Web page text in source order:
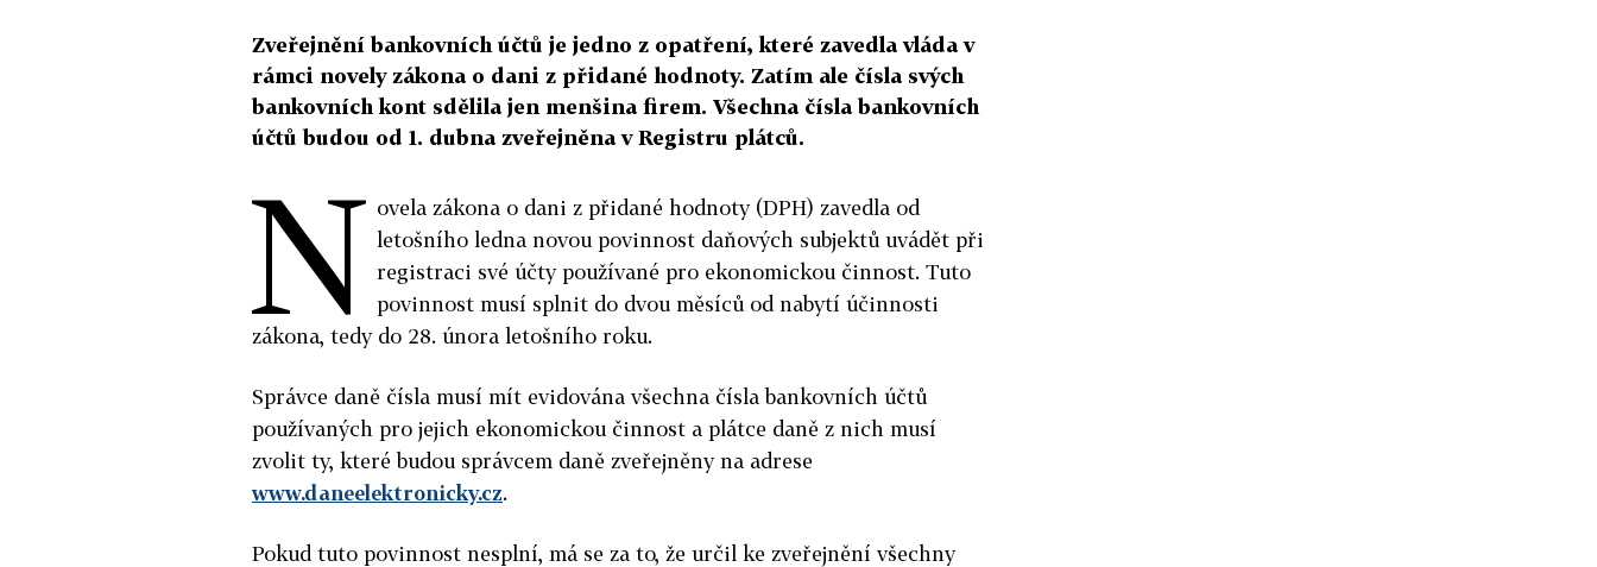
Zveřejnění bankovních účtů je jedno z opatření, které zavedla vláda v
rámci novely zákona o dani z přidané hodnoty. Zatím ale čísla svých
bankovních kont sdělila jen menšina firem. Všechna čísla bankovních
účtů budou od 1. dubna zveřejněna v Registru plátců.
N ovela zákona o dani z přidané hodnoty (DPH) zavedla od
letošního ledna novou povinnost daňových subjektů uvádět při
registraci své účty používané pro ekonomickou činnost. Tuto
povinnost musí splnit do dvou měsíců od nabytí účinnosti
zákona, tedy do 28. února letošního roku.
Správce daně čísla musí mít evidována všechna čísla bankovních účtů
používaných pro jejich ekonomickou činnost a plátce daně z nich musí
zvolit ty, které budou správcem daně zveřejněny na adrese
www.daneelektronicky.cz.
Pokud tuto povinnost nesplní, má se za to, že určil ke zveřejnění všechny